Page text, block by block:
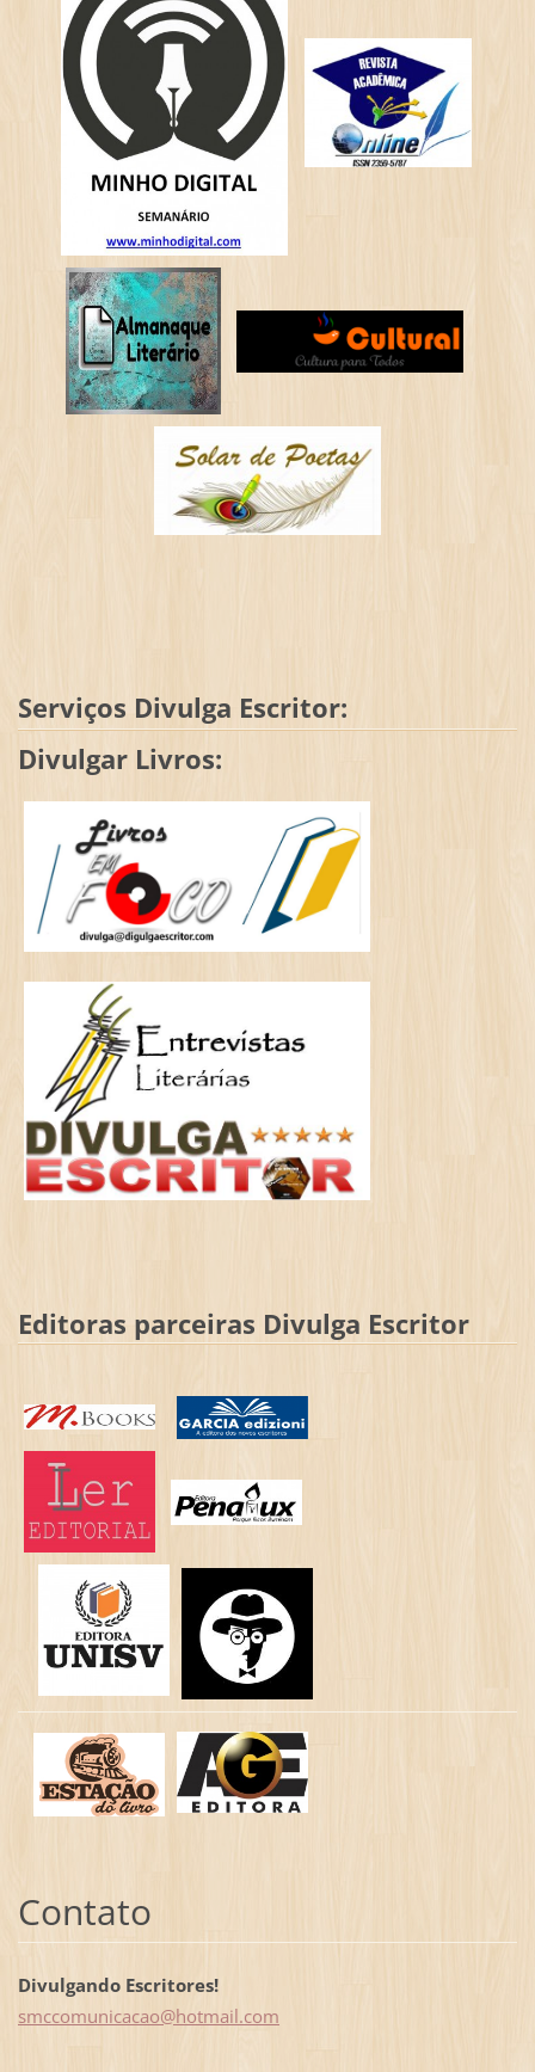
Serviços Divulga Escritor:
Divulgar Livros:
Editoras parceiras Divulga Escritor
Contato
Divulgando Escritores!
smccomunicacao@hotmail.com